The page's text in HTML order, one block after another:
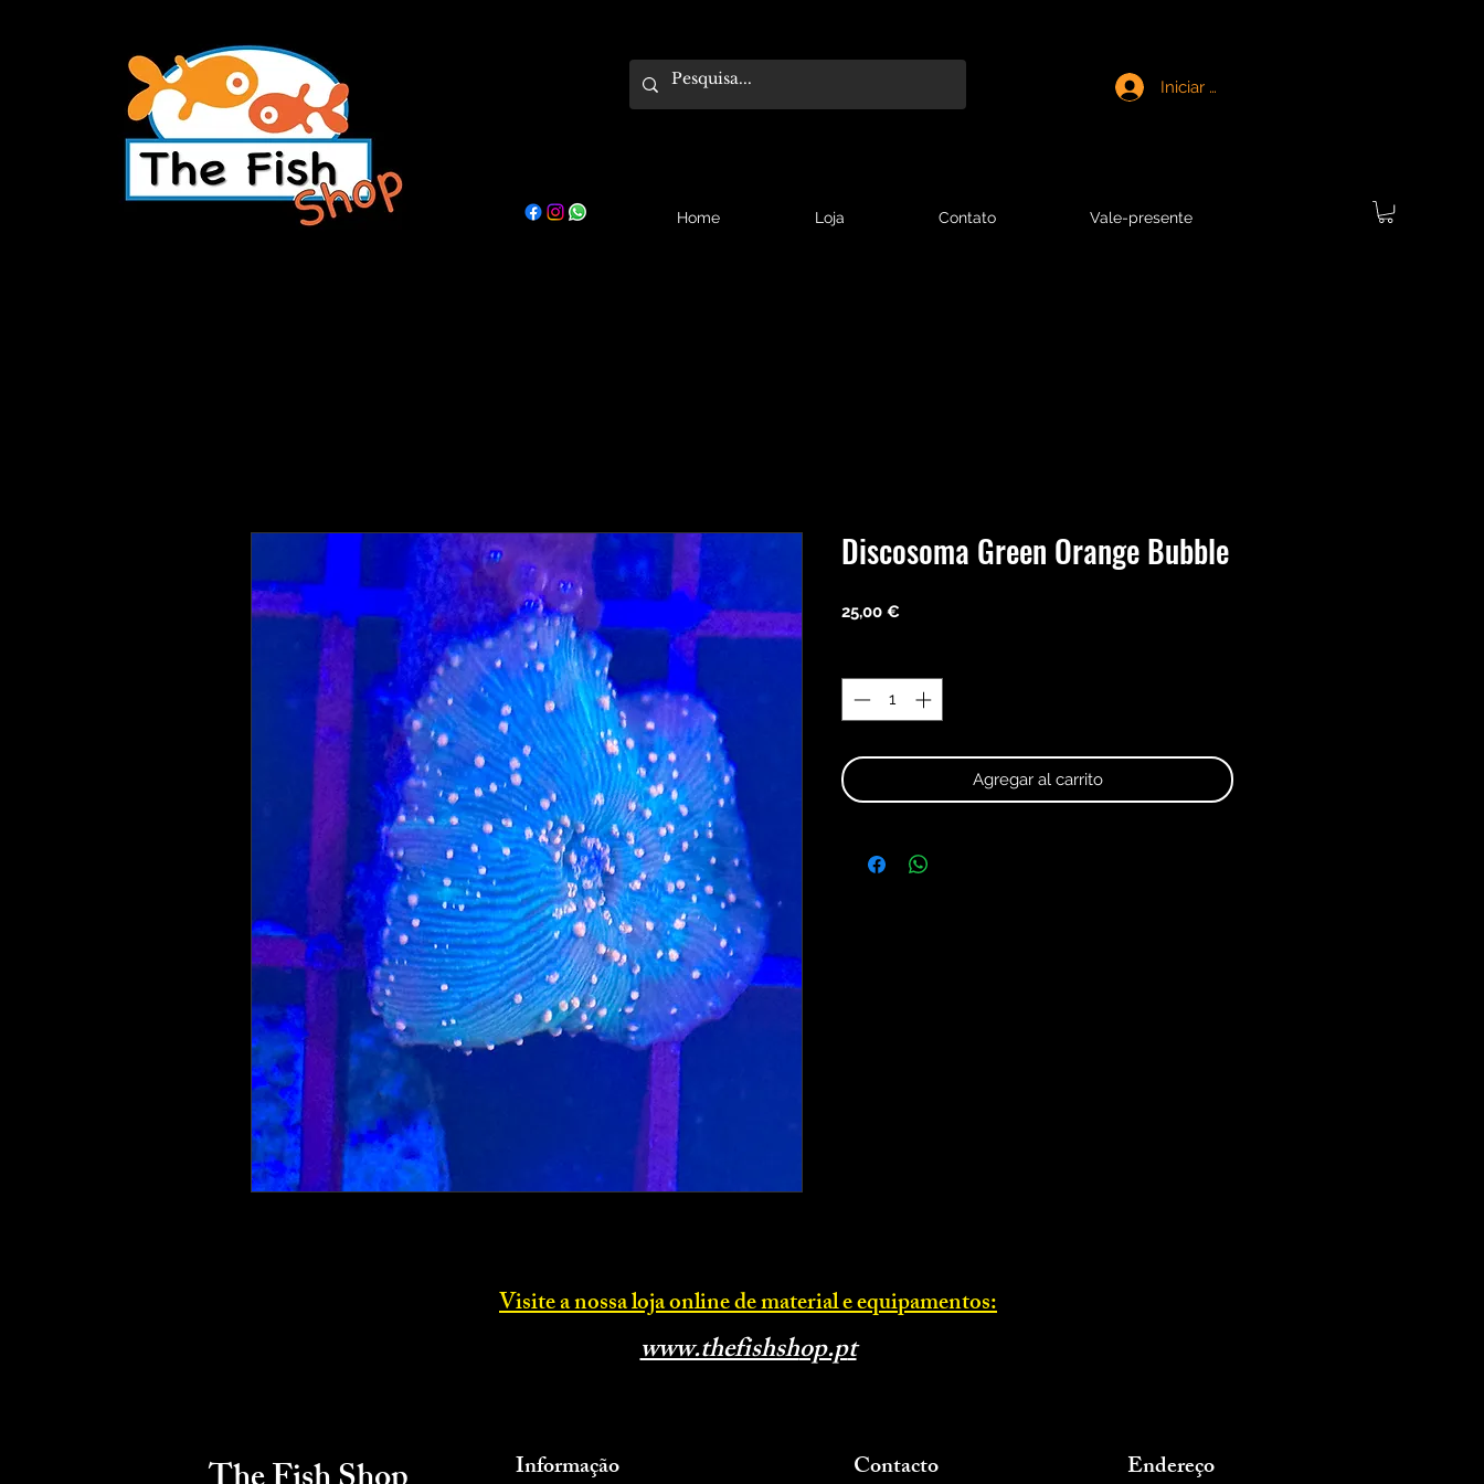
Iniciar sesión
Home Loja Contato Vale-presente
Discosoma Green Orange Bubble
25,00 €Precio
Agregar al carrito
Visite a nossa loja online de material e equipamentos:
www.thefishshop.pt
Informação Contacto Endereço